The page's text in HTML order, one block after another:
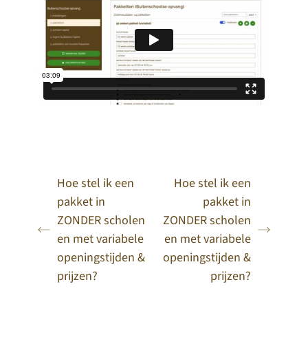
Hoe stel ik een
pakket in
ZONDER scholen
en met variabele
openingstijden &
prijzen?
Hoe stel ik een
pakket in
ZONDER scholen
en met variabele
openingstijden &
prijzen?